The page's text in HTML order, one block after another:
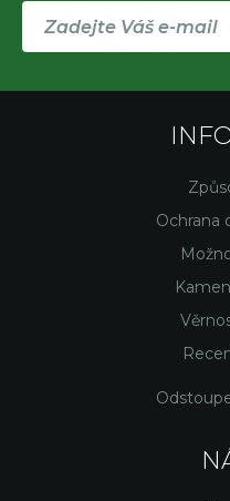
Ochrana